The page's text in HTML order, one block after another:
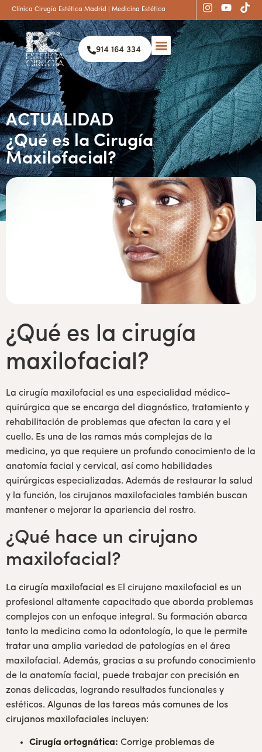
Clínica Cirugía Estética Madrid | Medicina Estética
914 164 334
ACTUALIDAD
¿Qué es la Cirugía
Maxilofacial?
¿Qué es la cirugía
maxilofacial?
La cirugía maxilofacial es una especialidad médico-
quirúrgica que se encarga del diagnóstico, tratamiento y
rehabilitación de problemas que afectan la cara y el
cuello. Es una de las ramas más complejas de la
medicina, ya que requiere un profundo conocimiento de la
anatomía facial y cervical, así como habilidades
quirúrgicas especializadas. Además de restaurar la salud
y la función, los cirujanos maxilofaciales también buscan
mantener o mejorar la apariencia del rostro.
¿Qué hace un cirujano
maxilofacial?
La cirugía maxilofacial es El cirujano maxilofacial es un
profesional altamente capacitado que aborda problemas
complejos con un enfoque integral. Su formación abarca
tanto la medicina como la odontología, lo que le permite
tratar una amplia variedad de patologías en el área
maxilofacial. Además, gracias a su profundo conocimiento
de la anatomía facial, puede trabajar con precisión en
zonas delicadas, logrando resultados funcionales y
estéticos. Algunas de las tareas más comunes de los
cirujanos maxilofaciales incluyen:
Cirugía ortognática: Corrige problemas de